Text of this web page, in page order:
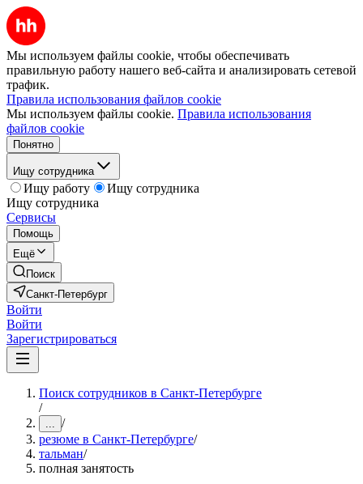
Мы используем файлы cookie, чтобы обеспечивать
правильную работу нашего веб-сайта и анализировать сетевой
трафик.
Правила использования файлов cookie
Мы используем файлы cookie. Правила использования
файлов cookie
Понятно
Ищу сотрудника
Ищу работу
Ищу сотрудника
Ищу сотрудника
Сервисы
Помощь
Ещё
Поиск
Санкт-Петербург
Войти
Войти
Зарегистрироваться
Поиск сотрудников в Санкт-Петербурге
/
... /
резюме в Санкт-Петербурге/
тальман/
полная занятость